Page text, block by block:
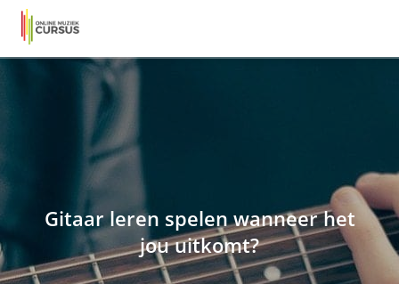
Gitaar leren spelen wanneer het
jou uitkomt?